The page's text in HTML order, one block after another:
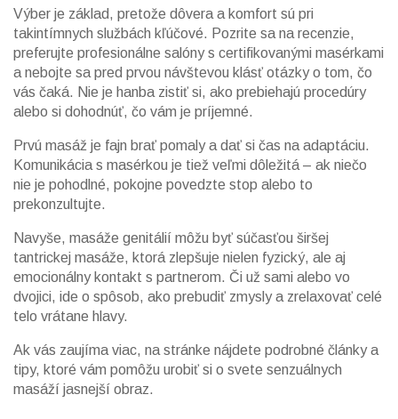
Výber je základ, pretože dôvera a komfort sú pri
takintímnych službách kľúčové. Pozrite sa na recenzie,
preferujte profesionálne salóny s certifikovanými masérkami
a nebojte sa pred prvou návštevou klásť otázky o tom, čo
vás čaká. Nie je hanba zistiť si, ako prebiehajú procedúry
alebo si dohodnúť, čo vám je príjemné.
Prvú masáž je fajn brať pomaly a dať si čas na adaptáciu.
Komunikácia s masérkou je tiež veľmi dôležitá – ak niečo
nie je pohodlné, pokojne povedzte stop alebo to
prekonzultujte.
Navyše, masáže genitálií môžu byť súčasťou širšej
tantrickej masáže, ktorá zlepšuje nielen fyzický, ale aj
emocionálny kontakt s partnerom. Či už sami alebo vo
dvojici, ide o spôsob, ako prebudiť zmysly a zrelaxovať celé
telo vrátane hlavy.
Ak vás zaujíma viac, na stránke nájdete podrobné články a
tipy, ktoré vám pomôžu urobiť si o svete senzuálnych
masáží jasnejší obraz.